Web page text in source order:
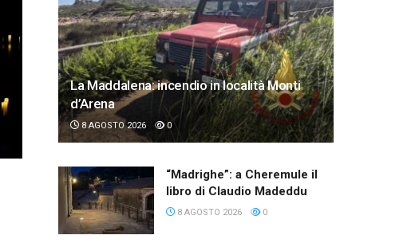
La Maddalena: incendio in località Monti
d’Arena
8 AGOSTO 2026 0
“Madrighe”: a Cheremule il
libro di Claudio Madeddu
8 AGOSTO 2026 0